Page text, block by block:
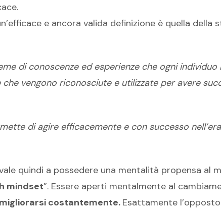
e ancora valida definizione è quella della
di conoscenze ed esperienze che ogni individuo
vengono riconosciute e utilizzate per avere
di agire efficacemente e con successo
quindi a possedere una mentalità propensa al
mindset”. Essere aperti mentalmente al
migliorarsi costantemente. Esattamente